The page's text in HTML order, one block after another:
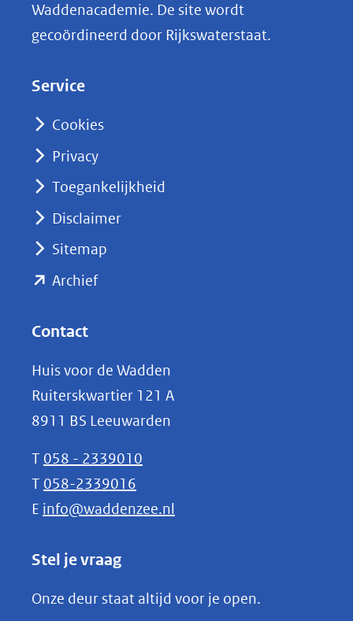
k
e
nieuw
naar
Waddenacademie. De site wordt
gecoördineerd door Rijkswaterstaat.
Service
Cookies
Privacy
Toegankelijkheid
Disclaimer
Sitemap
Archief(opent
(verwijst
naar
een
andere
website)
Contact
Huis voor de Wadden
Ruiterskwartier 121 A
8911 BS Leeuwarden
T 058 - 2339010
T 058-2339016
E info@waddenzee.nl
Stel je vraag
Onze deur staat altijd voor je open.